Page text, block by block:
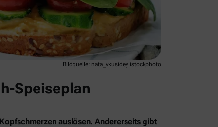
Bildquelle: nata_vkusidey istockphoto
Speiseplan
auslösen. Andererseits gibt